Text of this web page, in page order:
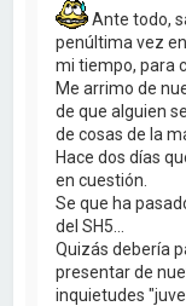
Ante todo,
penúltima vez
mi tiempo, para
Me arrimo de
de que alguien
de cosas de la
Hace dos días
en cuestión.
Se que ha
del SH5...
Quizás debería
presentar de
inquietudes